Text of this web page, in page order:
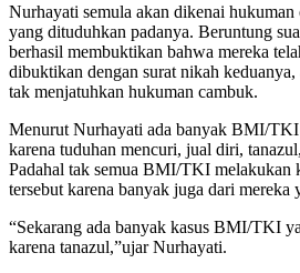
Nurhayati semula akan dikenai hukuman
yang dituduhkan padanya. Beruntung
berhasil membuktikan bahwa mereka
dibuktikan dengan surat nikah
tak menjatuhkan hukuman cambuk.
Menurut Nurhayati ada banyak BMI/TKI
karena tuduhan mencuri, jual diri,
Padahal tak semua BMI/TKI melakukan
tersebut karena banyak juga dari mereka
“Sekarang ada banyak kasus BMI/TKI
karena tanazul,”ujar Nurhayati.